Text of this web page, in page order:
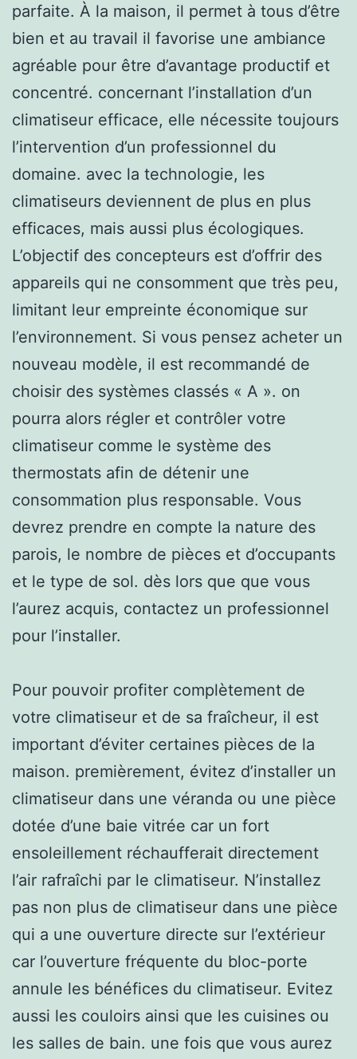
parfaite. À la maison, il permet à tous d’être
bien et au travail il favorise une ambiance
agréable pour être d’avantage productif et
concentré. concernant l’installation d’un
climatiseur efficace, elle nécessite toujours
l’intervention d’un professionnel du
domaine. avec la technologie, les
climatiseurs deviennent de plus en plus
efficaces, mais aussi plus écologiques.
L’objectif des concepteurs est d’offrir des
appareils qui ne consomment que très peu,
limitant leur empreinte économique sur
l’environnement. Si vous pensez acheter un
nouveau modèle, il est recommandé de
choisir des systèmes classés « A ». on
pourra alors régler et contrôler votre
climatiseur comme le système des
thermostats afin de détenir une
consommation plus responsable. Vous
devrez prendre en compte la nature des
parois, le nombre de pièces et d’occupants
et le type de sol. dès lors que que vous
l’aurez acquis, contactez un professionnel
pour l’installer.
Pour pouvoir profiter complètement de
votre climatiseur et de sa fraîcheur, il est
important d’éviter certaines pièces de la
maison. premièrement, évitez d’installer un
climatiseur dans une véranda ou une pièce
dotée d’une baie vitrée car un fort
ensoleillement réchaufferait directement
l’air rafraîchi par le climatiseur. N’installez
pas non plus de climatiseur dans une pièce
qui a une ouverture directe sur l’extérieur
car l’ouverture fréquente du bloc-porte
annule les bénéfices du climatiseur. Evitez
aussi les couloirs ainsi que les cuisines ou
les salles de bain. une fois que vous aurez